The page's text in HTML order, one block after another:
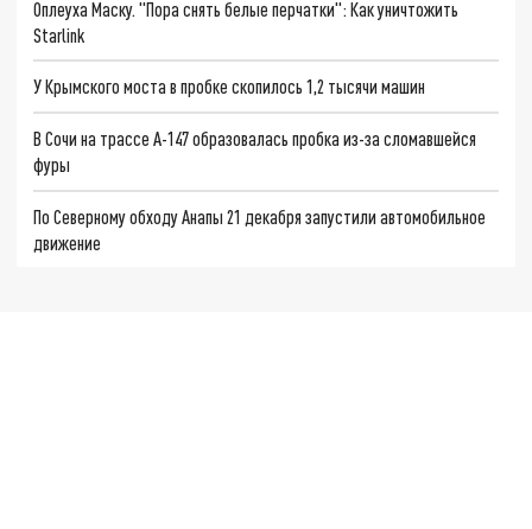
Оплеуха Маску. "Пора снять белые перчатки": Как уничтожить
Starlink
У Крымского моста в пробке скопилось 1,2 тысячи машин
В Сочи на трассе А-147 образовалась пробка из-за сломавшейся
фуры
По Северному обходу Анапы 21 декабря запустили автомобильное
движение